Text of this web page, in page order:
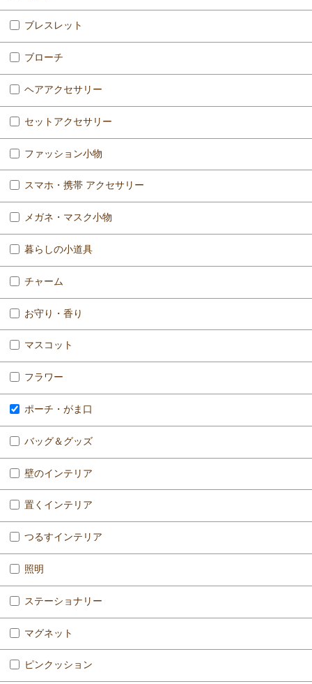
ブレスレット
ブローチ
ヘアアクセサリー
セットアクセサリー
ファッション小物
スマホ・携帯 アクセサリー
メガネ・マスク小物
暮らしの小道具
チャーム
お守り・香り
マスコット
フラワー
ポーチ・がま口
バッグ＆グッズ
壁のインテリア
置くインテリア
つるすインテリア
照明
ステーショナリー
マグネット
ピンクッション